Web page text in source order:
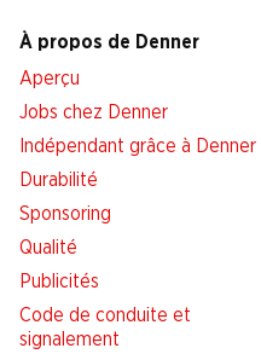
À propos de Denner
Aperçu
Jobs chez Denner
Indépendant grâce à Denner
Durabilité
Sponsoring
Qualité
Publicités
Code de conduite et
signalement